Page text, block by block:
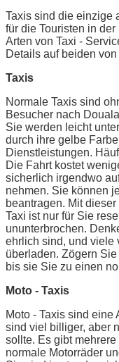
Taxis sind die einzige
für die Touristen in
Arten von Taxi -
Details auf beiden
Taxis
Normale Taxis sind
Besucher nach
Sie werden leicht
durch ihre gelbe
Dienstleistungen.
Die Fahrt kostet
sicherlich irgendwo
nehmen. Sie können
beantragen. Mit
Taxi ist nur für Sie
ununterbrochen.
ehrlich sind, und viele
überladen. Zögern
bis sie Sie zu einen
Moto - Taxis
Moto - Taxis sind eine
sind viel billiger, aber
sollte. Es gibt
normale Motorräder